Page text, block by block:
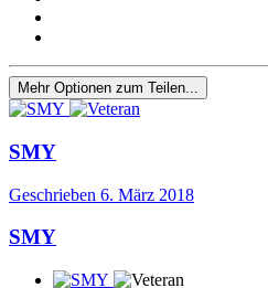
Mehr Optionen zum Teilen...
SMY
Geschrieben 6. März 2018
SMY